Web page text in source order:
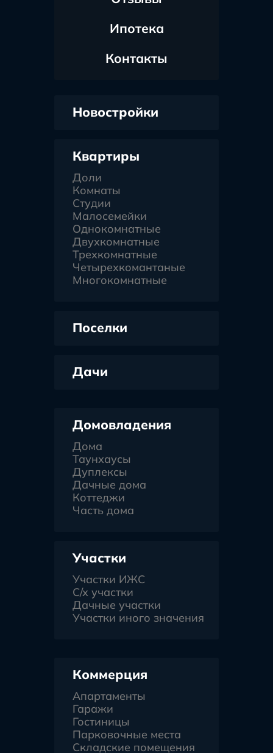
Ипотека
Контакты
Новостройки
Квартиры
Доли
Комнаты
Студии
Малосемейки
Однокомнатные
Двухкомнатные
Трехкомнатные
Четырехкомантаные
Многокомнатные
Поселки
Дачи
Домовладения
Дома
Таунхаусы
Дуплексы
Дачные дома
Коттеджи
Часть дома
Участки
Участки ИЖС
С/х участки
Дачные участки
Участки иного значения
Коммерция
Апартаменты
Гаражи
Гостиницы
Парковочные места
Складские помещения